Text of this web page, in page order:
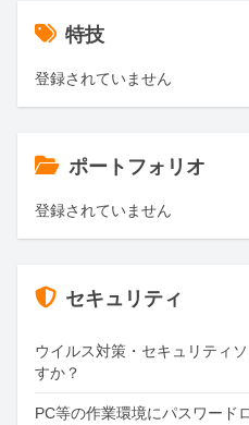
特技
登録されていません
ポートフォリオ
登録されていません
セキュリティ
ウイルス対策・セキュリティ
すか？
PC等の作業環境にパスワード